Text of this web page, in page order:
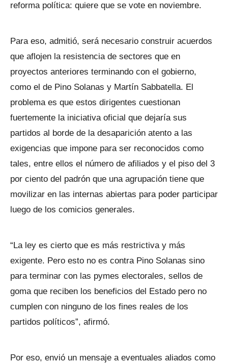
reforma política: quiere que se vote en noviembre.
Para eso, admitió, será necesario construir acuerdos
que aflojen la resistencia de sectores que en
proyectos anteriores terminando con el gobierno,
como el de Pino Solanas y Martín Sabbatella. El
problema es que estos dirigentes cuestionan
fuertemente la iniciativa oficial que dejaría sus
partidos al borde de la desaparición atento a las
exigencias que impone para ser reconocidos como
tales, entre ellos el número de afiliados y el piso del 3
por ciento del padrón que una agrupación tiene que
movilizar en las internas abiertas para poder participar
luego de los comicios generales.
“La ley es cierto que es más restrictiva y más
exigente. Pero esto no es contra Pino Solanas sino
para terminar con las pymes electorales, sellos de
goma que reciben los beneficios del Estado pero no
cumplen con ninguno de los fines reales de los
partidos políticos”, afirmó.
Por eso, envió un mensaje a eventuales aliados como